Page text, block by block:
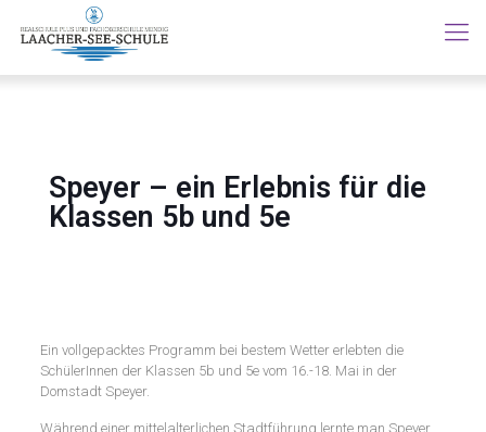
Speyer – ein Erlebnis für die
Klassen 5b und 5e
Ein vollgepacktes Programm bei bestem Wetter erlebten die
SchülerInnen der Klassen 5b und 5e vom 16.-18. Mai in der
Domstadt Speyer.
Während einer mittelalterlichen Stadtführung lernte man Speyer